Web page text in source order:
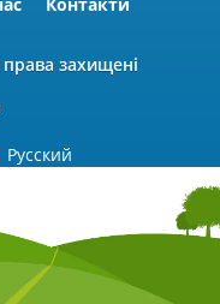
права захищені
Русский